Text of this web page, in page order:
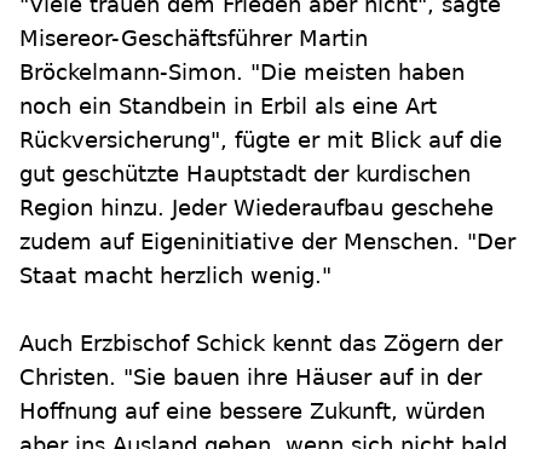
Misereor-Geschäftsführer Martin
Bröckelmann-Simon. "Die meisten haben
noch ein Standbein in Erbil als eine Art
Rückversicherung", fügte er mit Blick auf die
gut geschützte Hauptstadt der kurdischen
Region hinzu. Jeder Wiederaufbau geschehe
zudem auf Eigeninitiative der Menschen. "Der
Staat macht herzlich wenig."
Auch Erzbischof Schick kennt das Zögern der
Christen. "Sie bauen ihre Häuser auf in der
Hoffnung auf eine bessere Zukunft, würden